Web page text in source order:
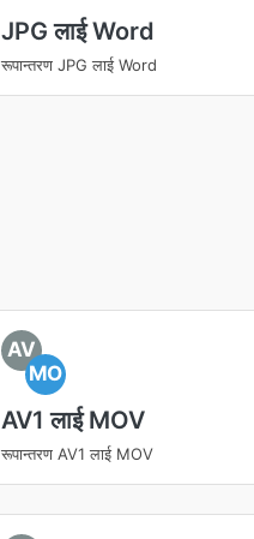
JPG लाई Word
रूपान्तरण JPG लाई Word
AV
MO
AV1 लाई MOV
रूपान्तरण AV1 लाई MOV